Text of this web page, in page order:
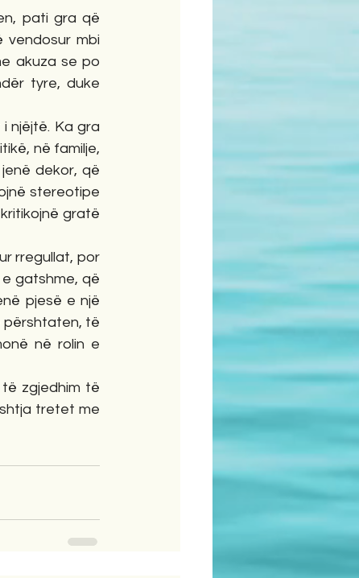
pati gra që
mbi
akuza se po
tyre, duke
njëjtë. Ka gra
në familje,
dekor, që
stereotipe
gratë
rregullat, por
gatshme, që
pjesë e një
përshtaten, të
në rolin e
zgjedhim të
tretet me